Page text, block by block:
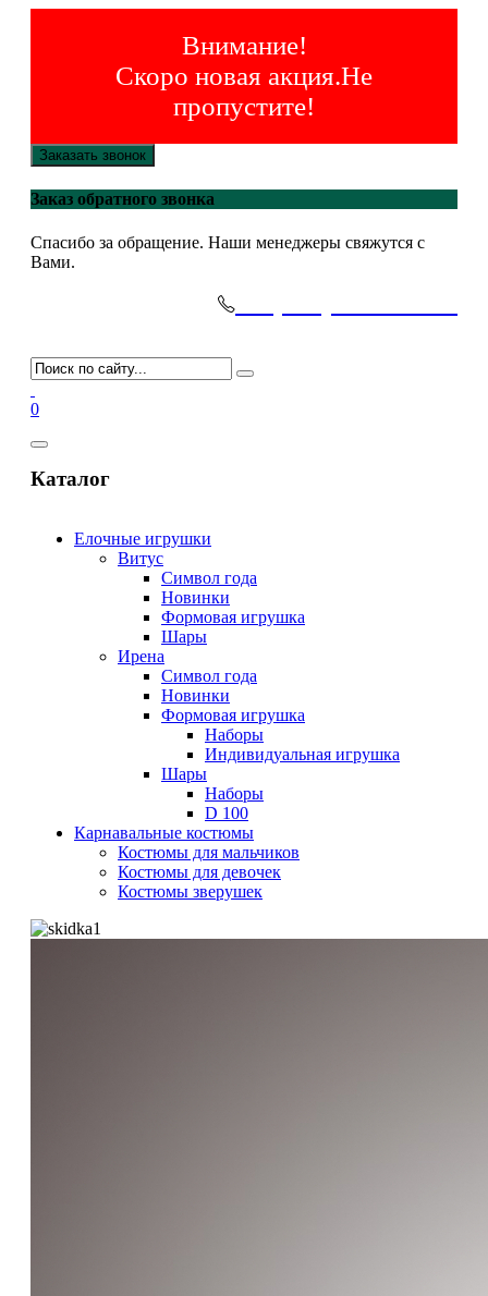
Внимание!
Скоро новая акция.Не
пропустите!
Заказать звонок
Заказ обратного звонка
Спасибо за обращение. Наши менеджеры свяжутся с
Вами.
0
Каталог
Елочные игрушки
Витус
Символ года
Новинки
Формовая игрушка
Шары
Ирена
Символ года
Новинки
Формовая игрушка
Наборы
Индивидуальная игрушка
Шары
Наборы
D 100
Карнавальные костюмы
Костюмы для мальчиков
Костюмы для девочек
Костюмы зверушек